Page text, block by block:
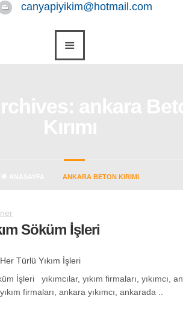
canyapiyikim@hotmail.com
ANKARA BETON KIRIMI
Söküm İşleri
Türlü Yıkım İşleri
İşleri yıkımcılar, yıkım firmaları, yıkımcı,
firmaları, ankara yıkımcı, ankarada ..